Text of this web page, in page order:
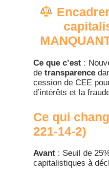
Ce que c’est :
de transparence
cession de CEE
d’intérêts et la
Ce qui
221-14-2)​
Avant : Seuil de
capitalistiques à